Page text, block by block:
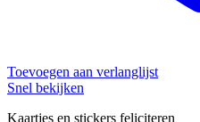
Toevoegen aan verlanglijst
Snel bekijken
Kaartjes en stickers feliciteren